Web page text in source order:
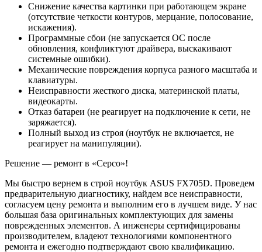
Снижение качества картинки при работающем экране
(отсутствие четкости контуров, мерцание, полосование,
искажения).
Программные сбои (не запускается ОС после
обновления, конфликтуют драйвера, выскакивают
системные ошибки).
Механические повреждения корпуса разного масштаба и
клавиатуры.
Неисправности жесткого диска, материнской платы,
видеокарты.
Отказ батареи (не реагирует на подключение к сети, не
заряжается).
Полный выход из строя (ноутбук не включается, не
реагирует на манипуляции).
Решение — ремонт в «Серсо»!
Мы быстро вернем в строй ноутбук ASUS FX705D. Проведем
предварительную диагностику, найдем все неисправности,
согласуем цену ремонта и выполним его в лучшем виде. У нас
большая база оригинальных комплектующих для замены
поврежденных элементов. А инженеры сертифицированы
производителем, владеют технологиями компонентного
ремонта и ежегодно подтверждают свою квалификацию.